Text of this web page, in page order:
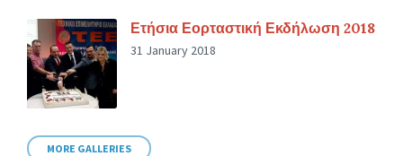
Ετήσια Εορταστική Εκδήλωση 2018
31 January 2018
MORE GALLERIES